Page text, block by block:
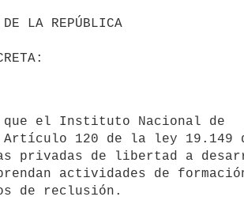
120 de la ley 19.149
privadas de libertad a
actividades de